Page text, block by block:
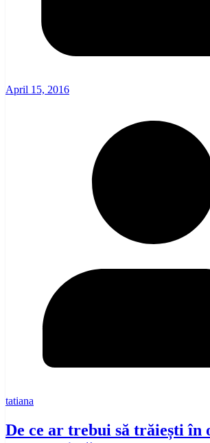
April 15, 2016
tatiana
De ce ar trebui să trăiești în